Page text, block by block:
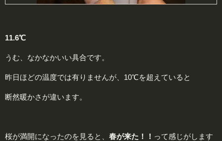
11.6℃
うむ、なかなかいい具合です。
昨日ほどの温度では有りませんが、10℃を超えていると
断然暖かさが違います。
桜が満開になったのを見ると、 春が来た！！ って感じがします